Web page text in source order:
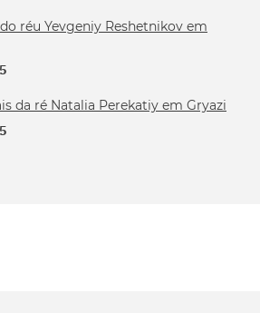
réu Yevgeniy Reshetnikov em
da ré Natalia Perekatiy em Gryazi